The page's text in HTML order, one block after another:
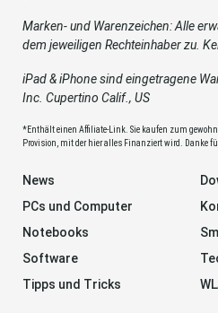
Marken- und Warenzeichen: Alle
dem jeweiligen Rechteinhaber zu.
iPad & iPhone sind eingetragene
Inc. Cupertino Calif., US
*Enthält einen Affiliate-Link. Sie kaufen zum
Provision, mit der hier alles Finanziert wird. Danke
News
PCs und Computer
Notebooks
Software
Tipps und Tricks